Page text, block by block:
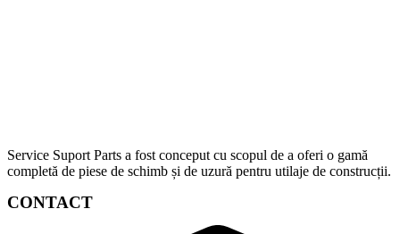
Service Suport Parts a fost conceput cu scopul de a oferi o gamă
completă de piese de schimb și de uzură pentru utilaje de construcții.
CONTACT